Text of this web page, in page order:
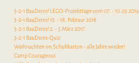
3-2-1 BauDeins! LEGO-Projekttage vom 07. - 10.03.2019
3-2-1 BauDeins! 15. - 18. Febraur 2018
3-2-1 BauDeins! 2. - 5.März 2017
3-2-1 BauDeins-Quiz
Weihnachten im Schuhkarton - alle Jahre wieder!
Camp Courageous